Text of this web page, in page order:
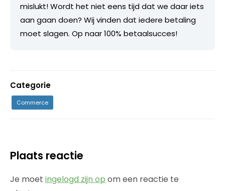
mislukt! Wordt het niet eens tijd dat we daar iets
aan gaan doen? Wij vinden dat iedere betaling
moet slagen. Op naar 100% betaalsucces!
Categorie
Commerce
Plaats reactie
Je moet ingelogd zijn op om een reactie te